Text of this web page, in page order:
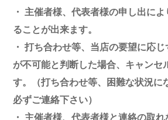
・ 主催者様、代表者様の申し出に
ることが出来ます。
・ 打ち合わせ等、当店の要望に応
が不可能と判断した場合、キャンセ
す。（打ち合わせ等、困難な状況に
必ずご連絡下さい）
・ 主催者様、代表者様と連絡の取